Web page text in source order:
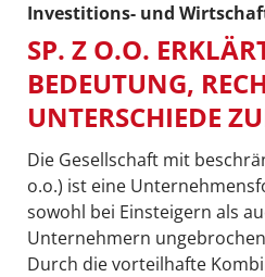
Poznań / Warszawa
poznan@vonzanthier.com
Investitions- und
SP. Z O.O.
BEDEUTUNG,
UNTERSCHIEDE
Die Gesellschaft mit
o.o.) ist eine
sowohl bei Einsteigern als
Unternehmern
Durch die vorteilhafte